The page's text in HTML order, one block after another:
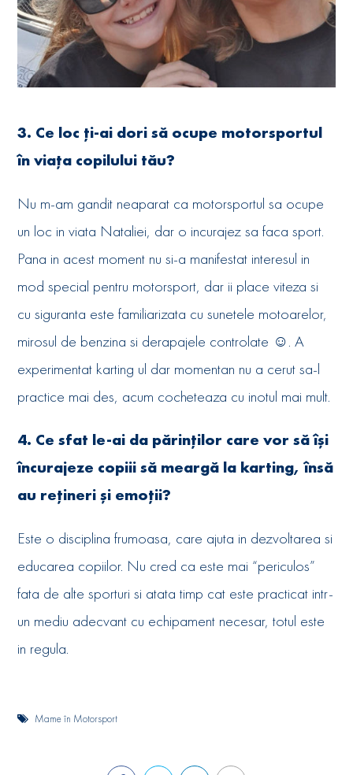
3. Ce loc ți-ai dori să ocupe motorsportul
în viața copilului tău?
Nu m-am gandit neaparat ca motorsportul sa ocupe
un loc in viata Nataliei, dar o incurajez sa faca sport.
Pana in acest moment nu si-a manifestat interesul in
mod special pentru motorsport, dar ii place viteza si
cu siguranta este familiarizata cu sunetele motoarelor,
mirosul de benzina si derapajele controlate ☺. A
experimentat karting ul dar momentan nu a cerut sa-l
practice mai des, acum cocheteaza cu inotul mai mult.
4. Ce sfat le-ai da părinților care vor să își
încurajeze copiii să meargă la karting, însă
au rețineri și emoții?
Este o disciplina frumoasa, care ajuta in dezvoltarea si
educarea copiilor. Nu cred ca este mai “periculos”
fata de alte sporturi si atata timp cat este practicat intr-
un mediu adecvant cu echipament necesar, totul este
in regula.
Mame în Motorsport